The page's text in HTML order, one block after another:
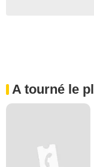
A tourné le